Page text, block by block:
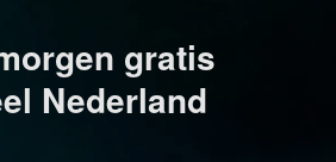
gratis
Nederland